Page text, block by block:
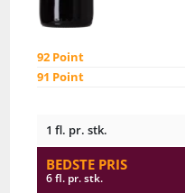
92 Point
91 Point
1 fl. pr. stk.
BEDSTE PRIS
6 fl. pr. stk.